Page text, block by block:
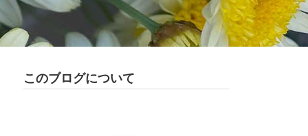
このブログについて